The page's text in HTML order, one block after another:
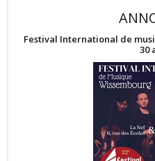
Festival International de
30